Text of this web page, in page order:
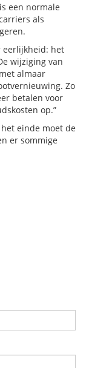
een normale
als
eerlijkheid: het
wijziging van
almaar
Zo
betalen voor
op.”
einde moet de
er sommige